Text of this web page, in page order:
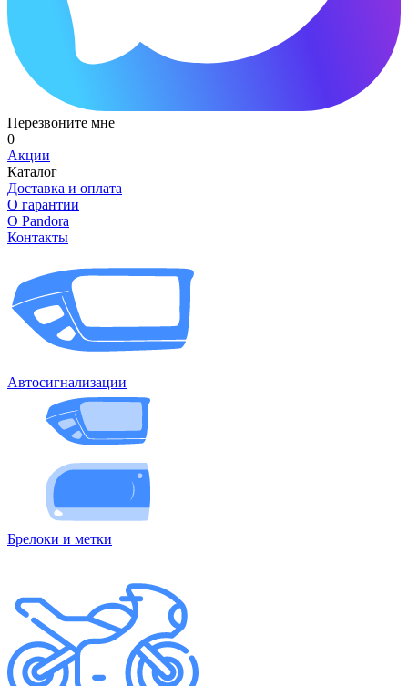
Перезвоните мне
0
Акции
Каталог
Доставка и оплата
О гарантии
О Pandora
Контакты
Автосигнализации
Брелоки и метки